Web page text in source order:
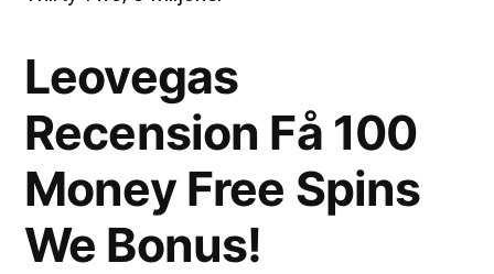
Leovegas ️
Recension Få 100
Money Free Spins
We Bonus!